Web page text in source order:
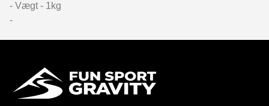
- Vægt - 1kg
-